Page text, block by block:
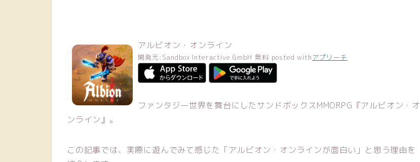
アルビオン・オンライン
開発元: Sandbox Interactive GmbH 無料 posted with アプリーチ
ファンタジー世界を舞台にしたサンドボックスMMORPG『アルビオン・オ
ンライン』。
この記事では、実際に遊んでみて感じた「アルビオン・オンラインが面白い」と思う理由を